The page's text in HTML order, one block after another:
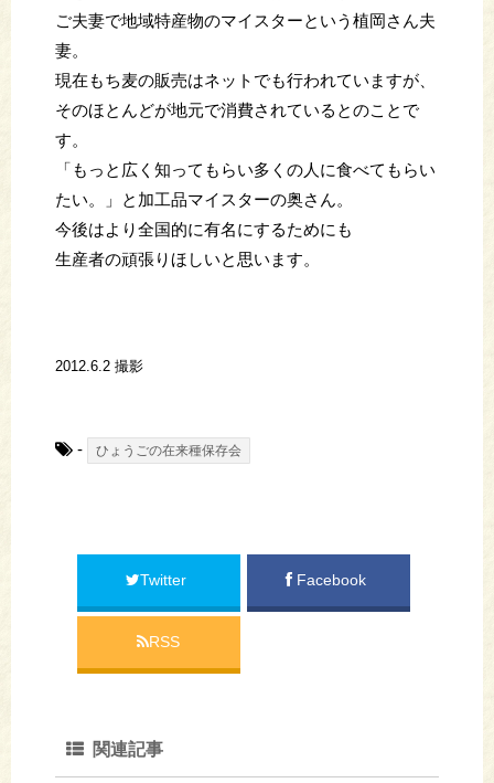
ご夫妻で地域特産物のマイスターという植岡さん夫
妻。
現在もち麦の販売はネットでも行われていますが、
そのほとんどが地元で消費されているとのことで
す。
「もっと広く知ってもらい多くの人に食べてもらい
たい。」と加工品マイスターの奥さん。
今後はより全国的に有名にするためにも
生産者の頑張りほしいと思います。
2012.6.2 撮影
- ひょうごの在来種保存会
Twitter Facebook
RSS
関連記事